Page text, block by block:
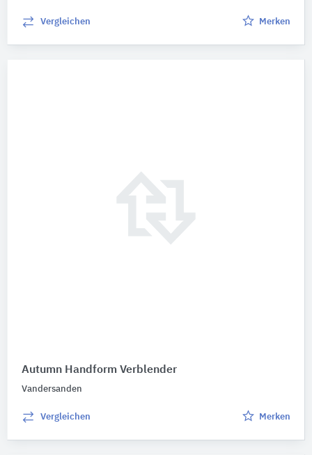
Vergleichen Merken
Autumn Handform Verblender
Vandersanden
Vergleichen Merken